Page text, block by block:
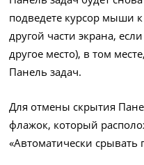
подведете курсор мыши
другой части экрана,
другое место), в том
Панель задач.
Для отмены скрытия
флажок, который
«Автоматически срывать